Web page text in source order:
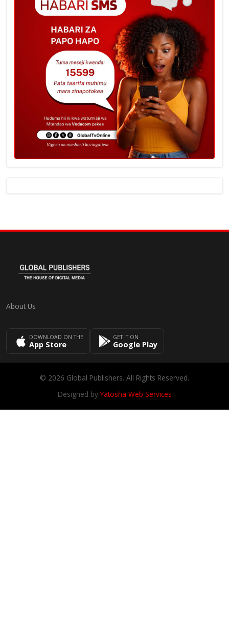
About Us
DOWNLOAD ON THE
App Store
GET IT ON
Google Play
© 2026 Global Publishers. All Rights Reserved.
Designed byYatosha Web Services